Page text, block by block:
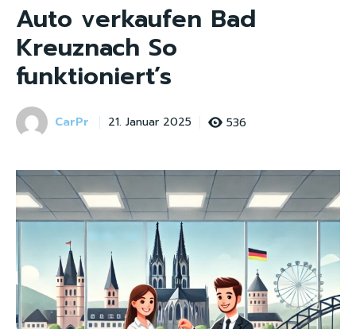
Auto verkaufen Bad
Kreuznach So
funktioniert’s
CarPr 21. Januar 2025 536